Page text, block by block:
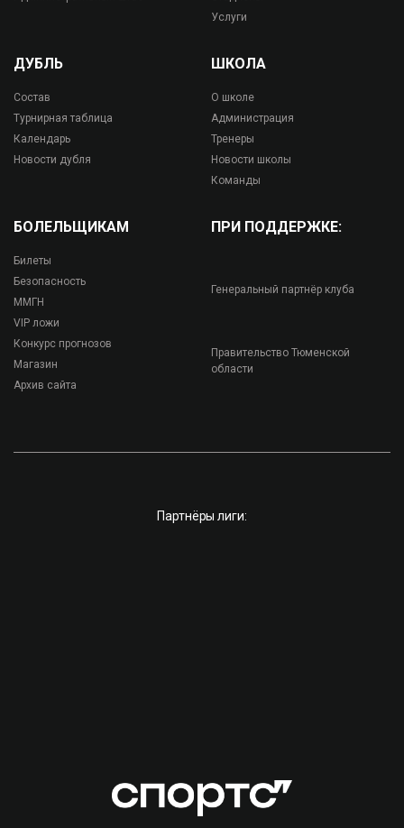
Услуги
ДУБЛЬ
Состав
Турнирная таблица
Календарь
Новости дубля
ШКОЛА
О школе
Администрация
Тренеры
Новости школы
Команды
БОЛЕЛЬЩИКАМ
Билеты
Безопасность
ММГН
VIP ложи
Конкурс прогнозов
Магазин
Архив сайта
ПРИ ПОДДЕРЖКЕ:
Генеральный партнёр клуба
Правительство Тюменской
области
Партнёры лиги: